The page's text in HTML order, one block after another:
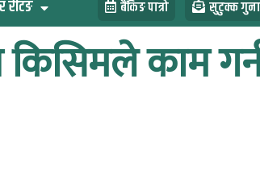
रेटिङ बैंकिङ पात्रो सुटुक्क
काम